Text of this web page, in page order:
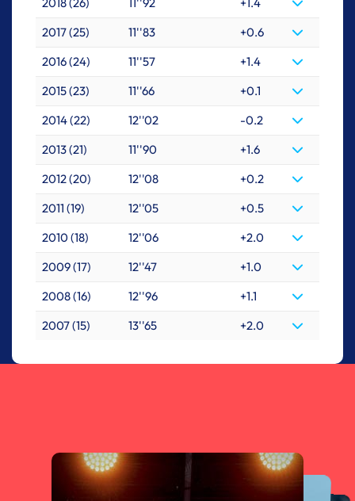
2017 (25)
11''83
+0.6
2016 (24)
11''57
+1.4
2015 (23)
11''66
+0.1
2014 (22)
12''02
-0.2
2013 (21)
11''90
+1.6
2012 (20)
12''08
+0.2
2011 (19)
12''05
+0.5
2010 (18)
12''06
+2.0
2009 (17)
12''47
+1.0
2008 (16)
12''96
+1.1
2007 (15)
13''65 +2.0